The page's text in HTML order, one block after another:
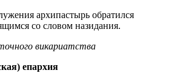
архипастырь обратился
со словом назидания.
викариатства
епархия